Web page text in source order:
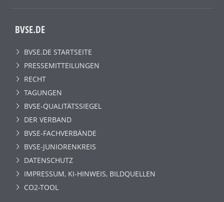
BVSE.DE
BVSE.DE STARTSEITE
PRESSEMITTEILUNGEN
RECHT
TAGUNGEN
BVSE-QUALITÄTSSIEGEL
DER VERBAND
BVSE-FACHVERBÄNDE
BVSE-JUNIORENKREIS
DATENSCHUTZ
IMPRESSUM, KI-HINWEIS, BILDQUELLEN
CO2-TOOL